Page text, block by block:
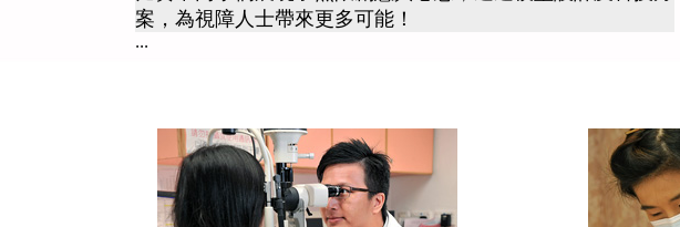
案，為視障人士帶來更多可能！
...